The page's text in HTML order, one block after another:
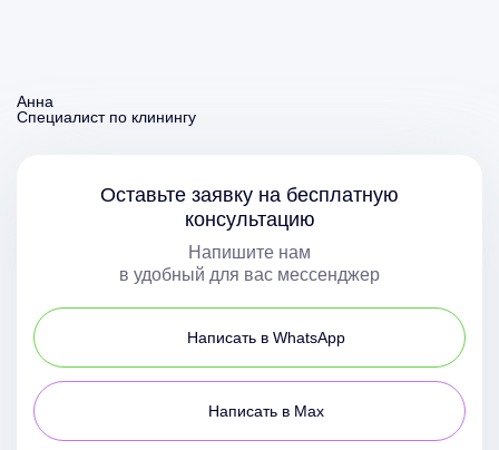
Анна
Специалист по клинингу
Оставьте заявку на бесплатную
консультацию
Напишите нам
в удобный для вас мессенджер
Написать в WhatsApp
Написать в Max